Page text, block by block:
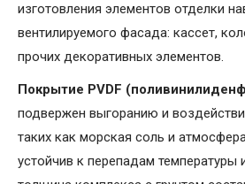
изготовления элементов отделки
вентилируемого фасада: кассет,
прочих декоративных элементов.
Покрытие PVDF
подвержен выгоранию и
таких как морская соль и
устойчив к перепадам температуры